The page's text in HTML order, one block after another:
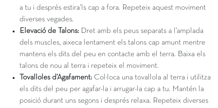
a tu i després estira’ls cap a fora. Repeteix aquest moviment
diverses vegades.
Elevació de Talons: Dret amb els peus separats a l’amplada
dels muscles, aixeca lentament els talons cap amunt mentre
mantens els dits del peu en contacte amb el terra. Baixa els
talons de nou al terra i repeteix el moviment.
Tovalloles d’Agafament: Col·loca una tovallola al terra i utilitza
els dits del peu per agafar-la i arrugar-la cap a tu. Mantén la
posició durant uns segons i després relaxa. Repeteix diverses